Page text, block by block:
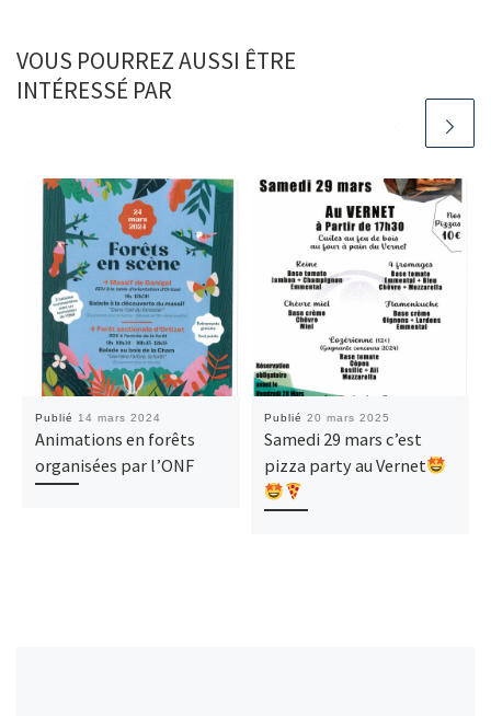
VOUS POURREZ AUSSI ÊTRE
INTÉRESSÉ PAR
Publié 14 mars 2024
Animations en forêts
organisées par l’ONF
Publié 20 mars 2025
Samedi 29 mars c’est
pizza party au Vernet